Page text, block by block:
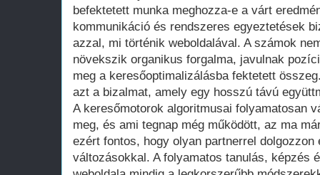
befektetett munka meghozza-e a várt
kommunikáció és rendszeres egyeztetések
azzal, mi történik weboldalával. A számok
növekszik organikus forgalma, javulnak
meg a keresőoptimalizálásba fektetett
azt a bizalmat, amely egy hosszú távú
A keresőmotorok algoritmusai folyamatosan
meg, és ami tegnap még működött, az ma
ezért fontos, hogy olyan partnerrel
változásokkal. A folyamatos tanulás, képzés